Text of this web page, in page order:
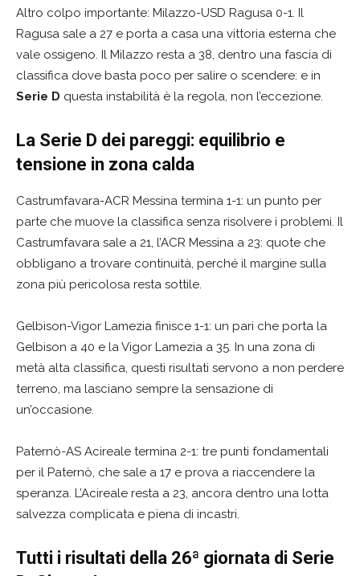
Altro colpo importante: Milazzo-USD Ragusa 0-1. Il
Ragusa sale a 27 e porta a casa una vittoria esterna che
vale ossigeno. Il Milazzo resta a 38, dentro una fascia di
classifica dove basta poco per salire o scendere: e in
Serie D questa instabilità è la regola, non l’eccezione.
La Serie D dei pareggi: equilibrio e
tensione in zona calda
Castrumfavara-ACR Messina termina 1-1: un punto per
parte che muove la classifica senza risolvere i problemi. Il
Castrumfavara sale a 21, l’ACR Messina a 23: quote che
obbligano a trovare continuità, perché il margine sulla
zona più pericolosa resta sottile.
Gelbison-Vigor Lamezia finisce 1-1: un pari che porta la
Gelbison a 40 e la Vigor Lamezia a 35. In una zona di
metà alta classifica, questi risultati servono a non perdere
terreno, ma lasciano sempre la sensazione di
un’occasione.
Paternò-AS Acireale termina 2-1: tre punti fondamentali
per il Paternò, che sale a 17 e prova a riaccendere la
speranza. L’Acireale resta a 23, ancora dentro una lotta
salvezza complicata e piena di incastri.
Tutti i risultati della 26ª giornata di Serie